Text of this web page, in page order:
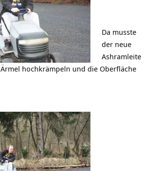
Da musste
der neue
Ashramleite
hochkrämpeln und die Oberfläche